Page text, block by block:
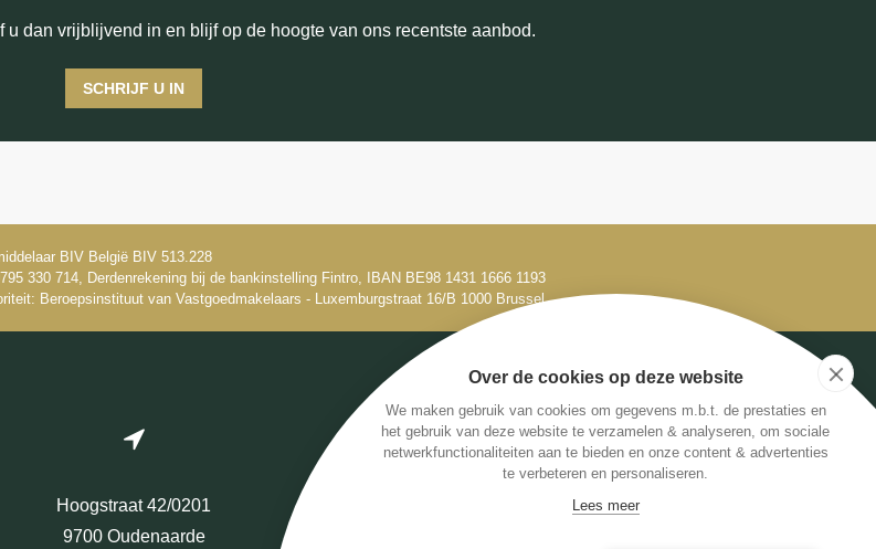
u dan vrijblijvend in en blijf op de hoogte van ons recentste aanbod.
SCHRIJF U IN
BIV België BIV 513.228
330 714, Derdenrekening bij de bankinstelling Fintro, IBAN BE98 1431 1666 1193
Beroepsinstituut van Vastgoedmakelaars - Luxemburgstraat 16/B 1000 Brussel
Hoogstraat 42/0201
9700 Oudenaarde
+32 479 61 53 82
Over de cookies op deze website
We maken gebruik van cookies om gegevens m.b.t. de prestaties en
het gebruik van deze website te verzamelen & analyseren, om sociale
netwerkfunctionaliteiten aan te bieden en onze content & advertenties
te verbeteren en personaliseren.
Lees meer